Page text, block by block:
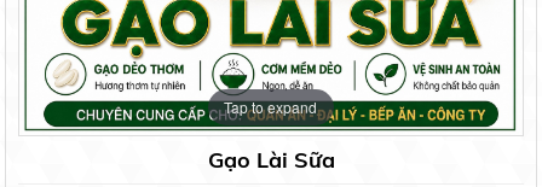
Tap to expand
Gạo Lài Sữa